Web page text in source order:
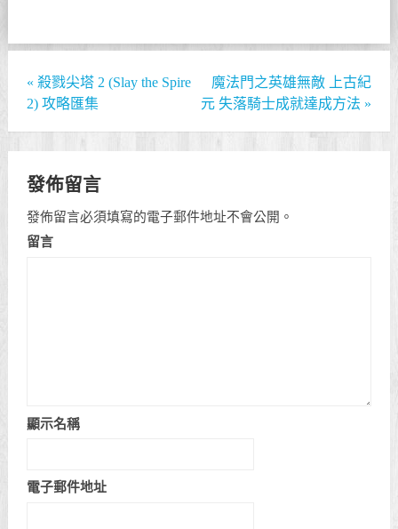
« 殺戮尖塔 2 (Slay the Spire
2) 攻略匯集
魔法門之英雄無敵 上古紀
元 失落騎士成就達成方法 »
發佈留言
發佈留言必須填寫的電子郵件地址不會公開。
留言
顯示名稱
電子郵件地址